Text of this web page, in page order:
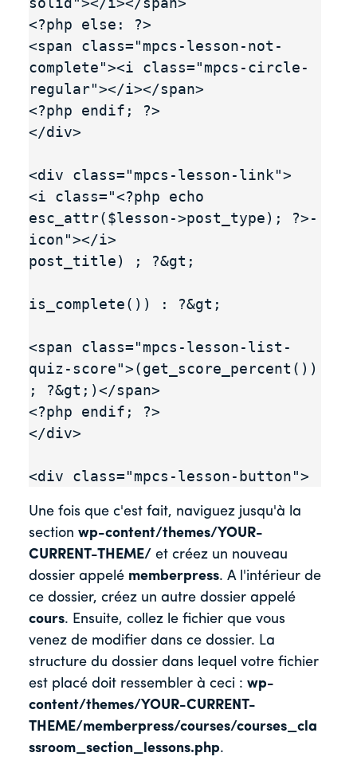
<?php else: ?>
<span class="mpcs-lesson-not-
complete"><i class="mpcs-circle-
regular"></i></span>
<?php endif; ?>
</div>
<div class="mpcs-lesson-link">
<i class="<?php echo
esc_attr($lesson->post_type); ?>-
icon"></i>
post_title) ; ?&gt;
is_complete()) : ?&gt;
<span class="mpcs-lesson-list-
quiz-score">(get_score_percent())
; ?&gt;)</span>
<?php endif; ?>
</div>
<div class="mpcs-lesson-button">
Une fois que c'est fait, naviguez jusqu'à la
section wp-content/themes/YOUR-
CURRENT-THEME/ et créez un nouveau
dossier appelé memberpress. A l'intérieur de
ce dossier, créez un autre dossier appelé
cours. Ensuite, collez le fichier que vous
venez de modifier dans ce dossier. La
structure du dossier dans lequel votre fichier
est placé doit ressembler à ceci : wp-
content/themes/YOUR-CURRENT-
THEME/memberpress/courses/courses_cla
ssroom_section_lessons.php.